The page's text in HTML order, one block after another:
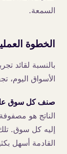
السمعة.
الخطوة
الأسواق اليوم،
صنف كل سوق
الناتج هو
إليه كل سوق. تلك
القادمة أسهل